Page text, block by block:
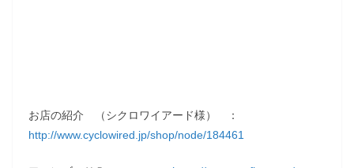
お店の紹介 （シクロワイアード様） ：
http://www.cyclowired.jp/shop/node/184461